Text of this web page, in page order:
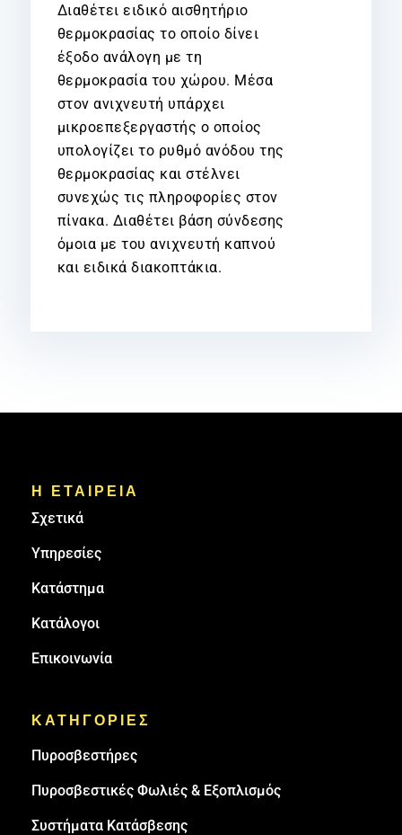
Διαθέτει ειδικό αισθητήριο
θερμοκρασίας το οποίο δίνει
έξοδο ανάλογη με τη
θερμοκρασία του χώρου. Μέσα
στον ανιχνευτή υπάρχει
μικροεπεξεργαστής ο οποίος
υπολογίζει το ρυθμό ανόδου της
θερμοκρασίας και στέλνει
συνεχώς τις πληροφορίες στον
πίνακα. Διαθέτει βάση σύνδεσης
όμοια με του ανιχνευτή καπνού
και ειδικά διακοπτάκια.
Η ΕΤΑΙΡΕΙΑ
Σχετικά
Υπηρεσίες
Κατάστημα
Κατάλογοι
Επικοινωνία
ΚΑΤΗΓΟΡΙΕΣ
Πυρoσβεστήρες
Πυροσβεστικές Φωλιές & Εξοπλισμός
Συστήματα Κατάσβεσης